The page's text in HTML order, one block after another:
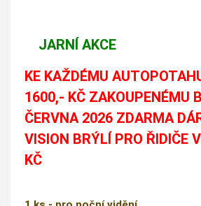
JARNÍ AKCE
KE KAŽDÉMU
1600,- KČ ZAKOUPENÉMU
ČERVNA 2026 ZDARMA
VISION BRÝLÍ PRO ŘIDIČE
KČ